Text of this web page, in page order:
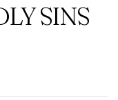
SINS